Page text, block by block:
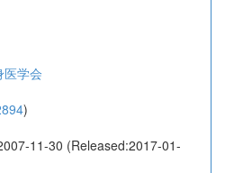
医学会
)
11-30 (Released:2017-01-